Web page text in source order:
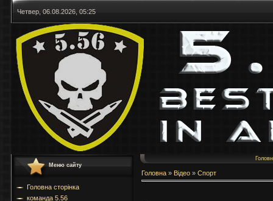
Четвер, 06.08.2026, 05:25
Меню сайту
Головна сторінка
команда 5.56
Головна » Відео » Спорт